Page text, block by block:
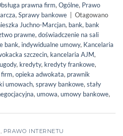
prawna firm, Ogólne, Prawo
, Sprawy bankowe
Otagowano
Juchno-Marcjan, bank, bank
prawne, doświadczenie na sali
bank, indywidualne umowy, Kancelaria
szczecin, kancelaria AJM,
, kredyty, kredyty frankowe,
firm, opieka adwokata, prawnik
umowach, sprawy bankowe, stały
, umowa, umowy bankowe,
PRAWO INTERNETU